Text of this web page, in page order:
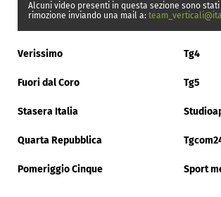
Alcuni video presenti in questa sezione sono
rimozione inviando una mail a:
Verissimo Tg4
Fuori dal Coro Tg5
Stasera Italia
Quarta Repubblica
Pomeriggio Cinque Sport